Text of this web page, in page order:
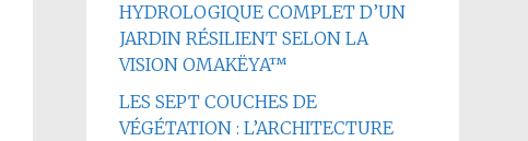
HYDROLOGIQUE COMPLET D’UN
JARDIN RÉSILIENT SELON LA
VISION OMAKËYA™
LES SEPT COUCHES DE
VÉGÉTATION : L’ARCHITECTURE